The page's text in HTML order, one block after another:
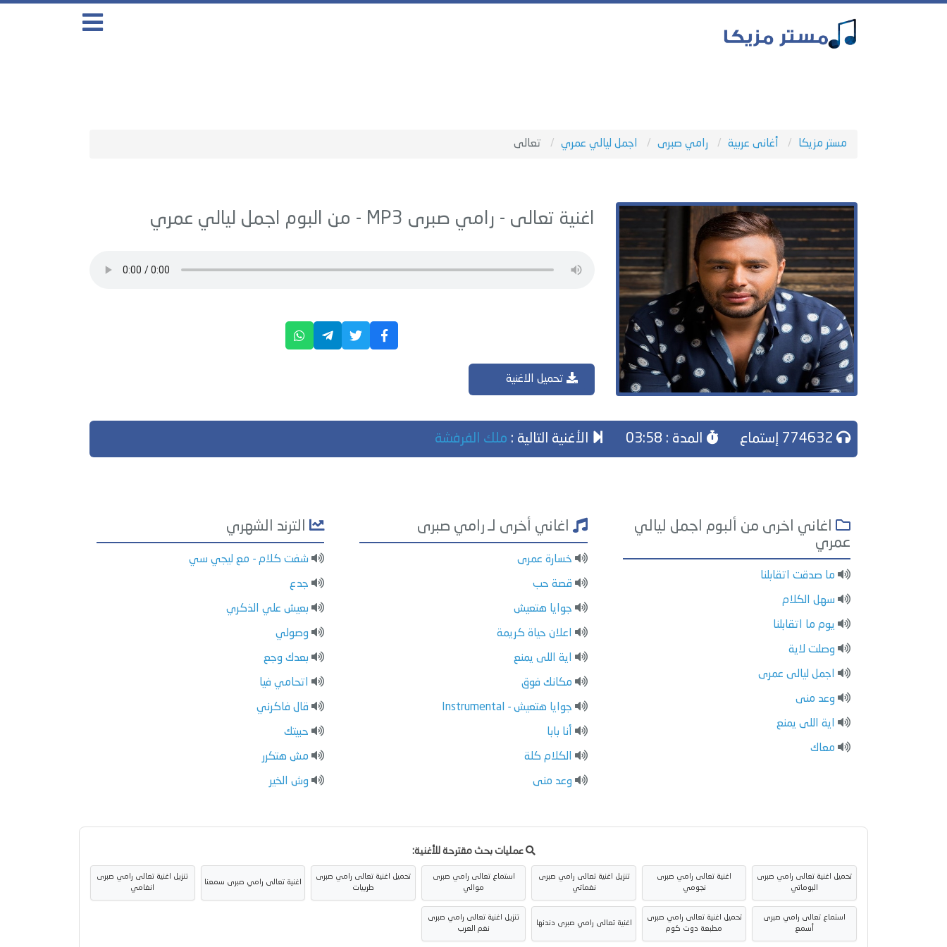
مستر مزيكا أغانى عربية رامي صبرى اجمل ليالي عمري تعالى
اغنية تعالى - رامي صبرى اجمل ليالي عمري
تحميل الاغنية
المدة : 03:58 الأغنية التالية : ملك الفرفشة
اغاني اخرى من ألبوم اجمل ليالي
عمري
ما صدقت اتقابلنا
سهل الكلام
يوم ما اتقابلنا
وصلت لاية
اجمل ليالى عمرى
وعد منى
اية اللى يمنع
معاك
اغاني أخرى لـ رامي صبرى
خسارة عمرى
قصة حب
جوايا هتعيش
اعلان حياة كريمة
اية اللى يمنع
مكانك فوق
جوايا هتعيش - Instrumental
أنا بابا
الكلام كلة
وعد منى
الترند الشهري
شفت كلام - مع ليجي سي
جدع
بعيش علي الذكري
وصولي
بعدك وجع
اتحامي فيا
قال فاكرني
حبيتك
مش هتكرر
وش الخير
عمليات بحث مقترحة للأغنية:
تحميل اغنية تعالى رامي صبرى
البوماتي
اغنية تعالى رامي صبرى
نجومي
تنزيل اغنية تعالى رامي صبرى
نغماتي
استماع تعالى رامي صبرى
موالي
تحميل اغنية تعالى رامي صبرى
طربيات
اغنية تعالى رامي صبرى سمعنا
تنزيل اغنية تعالى رامي صبرى
انغامي
استماع تعالى رامي صبرى
أسمع
تحميل اغنية تعالى رامي صبرى
مطبعة دوت كوم
اغنية تعالى رامي صبرى دندنها
تنزيل اغنية تعالى رامي صبرى
نغم العرب